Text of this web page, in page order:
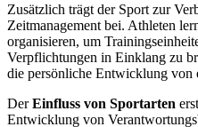
Zusätzlich trägt der Sport zur
Zeitmanagement bei. Athleten
organisieren, um
Verpflichtungen in Einklang zu
die persönliche Entwicklung von
DerEinfluss von Sportarten
Entwicklung von